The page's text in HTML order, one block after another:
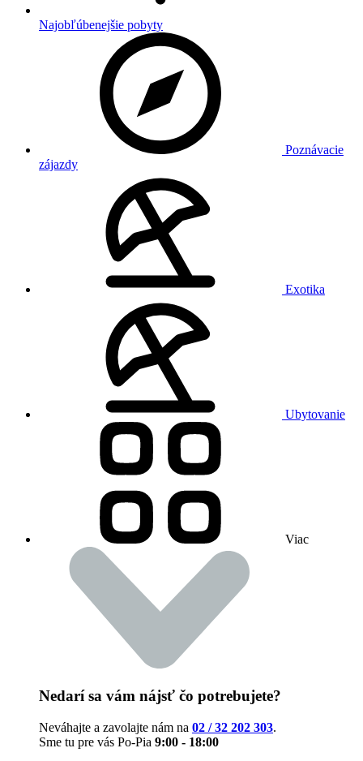
Najobľúbenejšie pobyty
Poznávacie
zájazdy
Exotika
Ubytovanie
Viac
Nedarí sa vám nájsť čo potrebujete?
Neváhajte a zavolajte nám na 02 / 32 202 303.
Sme tu pre vás Po-Pia 9:00 - 18:00